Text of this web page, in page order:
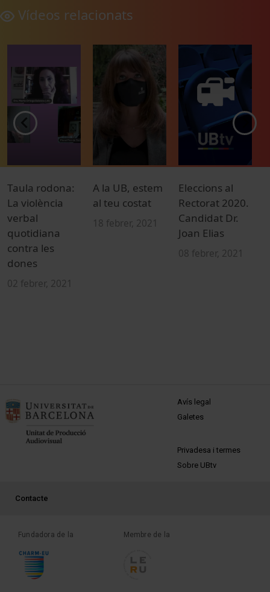
Vídeos relacionats
Taula rodona:
La violència
verbal
quotidiana
contra les
dones
02 febrer, 2021
A la UB, estem
al teu costat
18 febrer, 2021
Eleccions al
Rectorat 2020.
Candidat Dr.
Joan Elias
08 febrer, 2021
MENÚ PEU 1
Avís legal
Galetes
PEU 2
Privadesa i termes
Sobre UBtv
PEU 3
Contacte
Fundadora de la Membre de la